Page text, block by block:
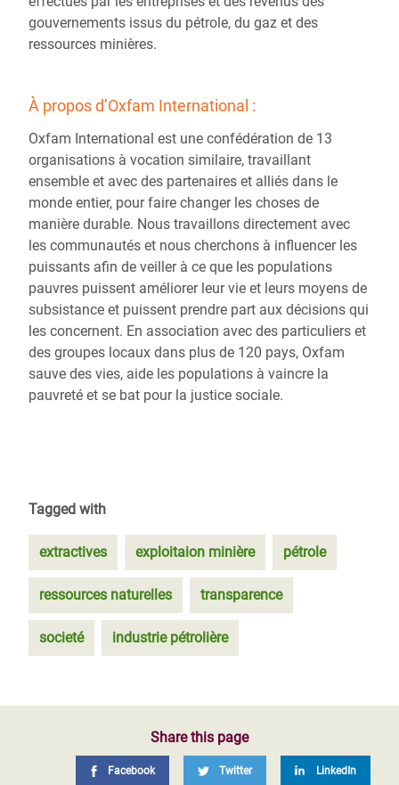
gouvernements issus du pétrole, du gaz et des
ressources minières.
À propos d’Oxfam International :
Oxfam International est une confédération de 13
organisations à vocation similaire, travaillant
ensemble et avec des partenaires et alliés dans le
monde entier, pour faire changer les choses de
manière durable. Nous travaillons directement avec
les communautés et nous cherchons à influencer les
puissants afin de veiller à ce que les populations
pauvres puissent améliorer leur vie et leurs moyens de
subsistance et puissent prendre part aux décisions qui
les concernent. En association avec des particuliers et
des groupes locaux dans plus de 120 pays, Oxfam
sauve des vies, aide les populations à vaincre la
pauvreté et se bat pour la justice sociale.
Tagged with
extractives exploitaion minière pétrole
ressources naturelles transparence
societé industrie pétrolière
Share this page
Facebook Twitter LinkedIn